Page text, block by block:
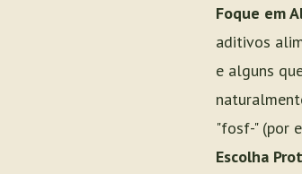
Foque em
aditivos
e alguns
"fosf-" (por
Escolha